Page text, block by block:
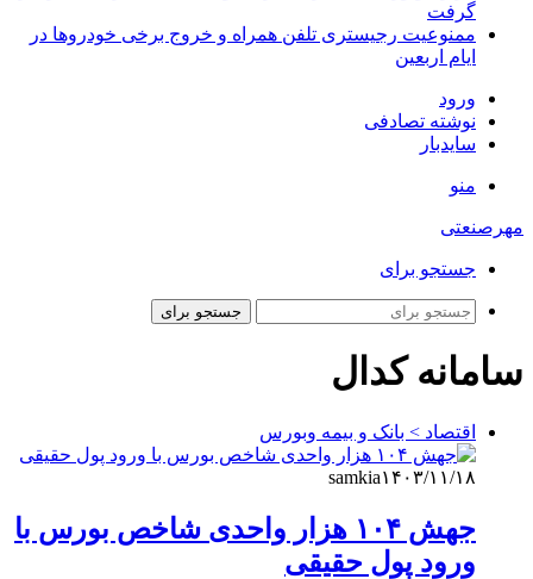
گرفت
ممنوعیت رجیستری تلفن همراه و خروج برخی خودروها در
ایام اربعین
ورود
نوشته تصادفی
سایدبار
منو
مهرصنعتی
جستجو برای
جستجو برای
سامانه کدال
اقتصاد > بانک و بیمه وبورس
samkia۱۴۰۳/۱۱/۱۸
جهش ۱۰۴ هزار واحدی شاخص بورس با
ورود پول حقیقی